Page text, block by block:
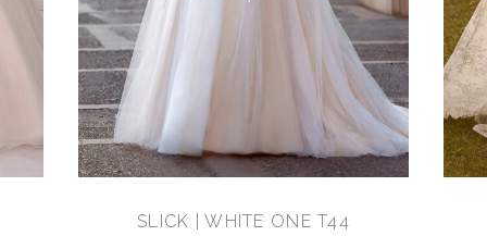
SLICK | WHITE ONE T44